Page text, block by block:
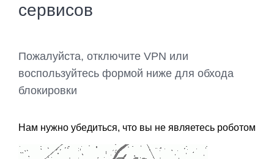
сервисов
Пожалуйста, отключите VPN или
воспользуйтесь формой ниже для обхода
блокировки
Нам нужно убедиться, что вы не являетесь роботом